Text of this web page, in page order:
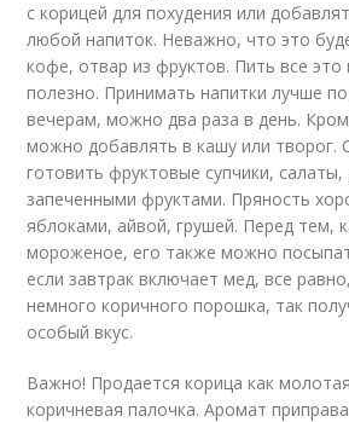
с корицей для похудения или
любой напиток. Неважно, что это
кофе, отвар из фруктов. Пить все это
полезно. Принимать напитки лучше
вечерам, можно два раза в день.
можно добавлять в кашу или творог.
готовить фруктовые супчики, салаты,
запеченными фруктами. Пряность
яблоками, айвой, грушей. Перед тем,
мороженое, его также можно
если завтрак включает мед, все
немного коричного порошка, так
особый вкус.
Важно! Продается корица как
коричневая палочка. Аромат